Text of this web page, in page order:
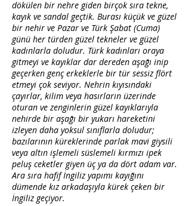
dökülen bir nehre giden birçok sıra tekne,
kayık ve sandal geçtik. Burası küçük ve güzel
bir nehir ve Pazar ve Türk Şabat (Cuma)
günü her türden güzel tekneler ve güzel
kadınlarla doludur. Türk kadınları oraya
gitmeyi ve kayıklar dar dereden aşağı inip
geçerken genç erkeklerle bir tür sessiz flört
etmeyi çok seviyor. Nehrin kıyısındaki
çayırlar, kilim veya hasırların üzerinde
oturan ve zenginlerin güzel kayıklarıyla
nehirde bir aşağı bir yukarı hareketini
izleyen daha yoksul sınıflarla doludur;
bazılarının küreklerinde parlak mavi giysili
veya altın işlemeli süslemeli kırmızı ipek
peluş ceketler giyen üç ya da dört adam var.
Ara sıra hafif İngiliz yapımı kayığını
dümende kız arkadaşıyla kürek çeken bir
İngiliz geçiyor.